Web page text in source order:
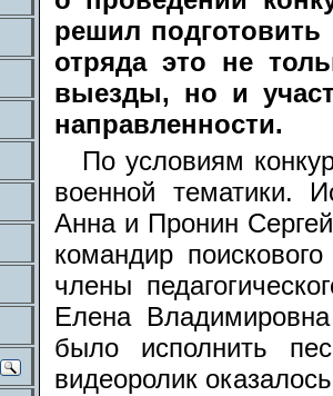
решил подготовить
отряда это не
выезды, но и
направленности.
По условиям
военной тематики.
Анна и Пронин
командир
члены
Елена
было исполнить
видеоролик